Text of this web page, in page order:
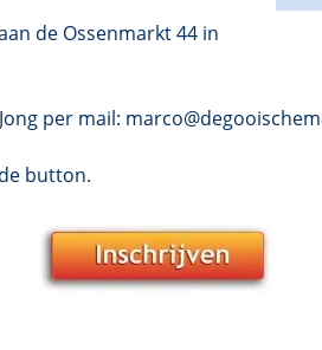
de Ossenmarkt 44 in
per mail:
button.